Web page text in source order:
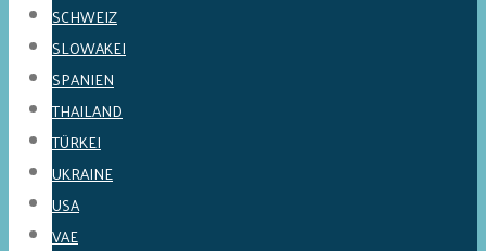
SCHWEIZ
SLOWAKEI
SPANIEN
THAILAND
TÜRKEI
UKRAINE
USA
VAE